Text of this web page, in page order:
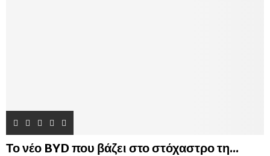
Το νέο BYD που βάζει στο στόχαστρο τη...